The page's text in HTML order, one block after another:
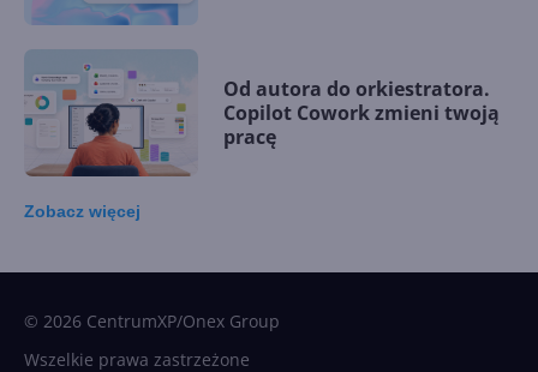
Od autora do orkiestratora.
Copilot Cowork zmieni twoją
pracę
Zobacz więcej
© 2026 CentrumXP/Onex Group
Wszelkie prawa zastrzeżone